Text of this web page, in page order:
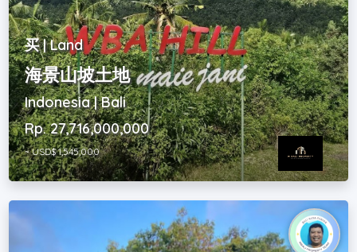
买 | Land
海景山坡土地
Indonesia | Bali
Rp. 27,716,000,000
~ USD$ 1,545,000